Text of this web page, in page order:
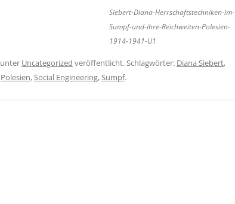
Siebert-Diana-Herrschaftstechniken-im-
Sumpf-und-ihre-Reichweiten-Polesien-
1914-1941-U1
unter Uncategorized veröffentlicht. Schlagwörter: Diana Siebert,
Polesien,Social Engineering,Sumpf.